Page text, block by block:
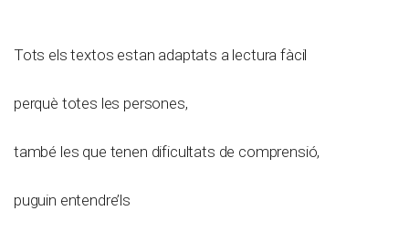
Tots els textos estan adaptats a lectura fàcil
perquè totes les persones,
també les que tenen dificultats de comprensió,
puguin entendre’ls